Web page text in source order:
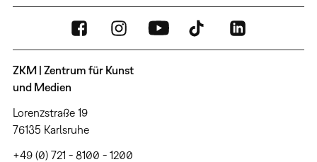
ZKM | Zentrum für Kunst
und Medien
Lorenzstraße 19
76135 Karlsruhe
+49 (0) 721 - 8100 - 1200